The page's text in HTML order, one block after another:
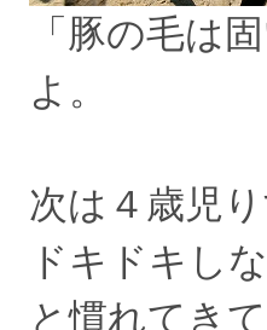
「豚の毛は
よ。
次は４歳児
ドキドキし
と慣れてき